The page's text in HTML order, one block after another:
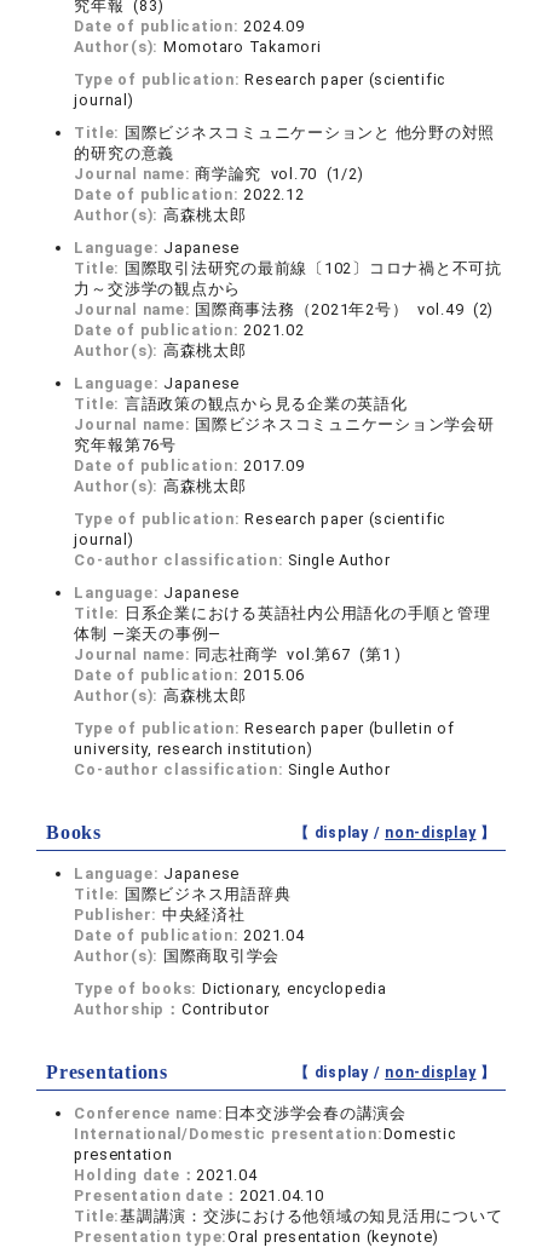
究年報 (83)
Date of publication:2024.09
Author(s): Momotaro Takamori
Type of publication:Research paper (scientific
journal)
Title: 国際ビジネスコミュニケーションと 他分野の対照
的研究の意義
Journal name:商学論究 vol.70 (1/2)
Date of publication:2022.12
Author(s): 高森桃太郎
Language: Japanese
Title: 国際取引法研究の最前線〔102〕コロナ禍と不可抗
力～交渉学の観点から
Journal name: 国際商事法務（2021年2号） vol.49 (2)
Date of publication:2021.02
Author(s): 高森桃太郎
Language: Japanese
Title: 言語政策の観点から見る企業の英語化
Journal name: 国際ビジネスコミュニケーション学会研
究年報第76号
Date of publication:2017.09
Author(s): 高森桃太郎
Type of publication:Research paper (scientific
journal)
Co-author classification: Single Author
Language: Japanese
Title: 日系企業における英語社内公用語化の手順と管理
体制 ―楽天の事例―
Journal name: 同志社商学 vol.第67 (第1 )
Date of publication:2015.06
Author(s): 高森桃太郎
Type of publication:Research paper (bulletin of
university, research institution)
Co-author classification: Single Author
Books 【 display / non-display】
Language: Japanese
Title: 国際ビジネス用語辞典
Publisher: 中央経済社
Date of publication:2021.04
Author(s): 国際商取引学会
Type of books: Dictionary, encyclopedia
Authorship： Contributor
Presentations 【 display / non-display】
Conference name: 日本交渉学会春の講演会
International/Domestic presentation:Domestic
presentation
Holding date：2021.04
Presentation date：2021.04.10
Title:基調講演：交渉における他領域の知見活用について
Presentation type:Oral presentation (keynote)